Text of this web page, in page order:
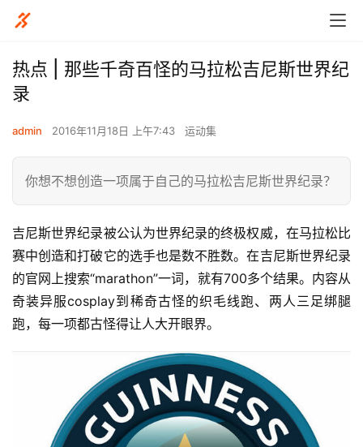
热点 | 那些千奇百怪的马拉松吉尼斯世界纪
录
admin 2016年11月18日 上午7:43 运动集
你想不想创造一项属于自己的马拉松吉尼斯世界纪录？
吉尼斯世界纪录被公认为世界纪录的终极权威，在马拉松比
赛中创造和打破它的选手也是数不胜数。在吉尼斯世界纪录
的官网上搜索“marathon”一词，就有700多个结果。内容从
奇装异服cosplay到稀奇古怪的织毛线跑、两人三足绑腿
跑，每一项都古怪得让人大开眼界。